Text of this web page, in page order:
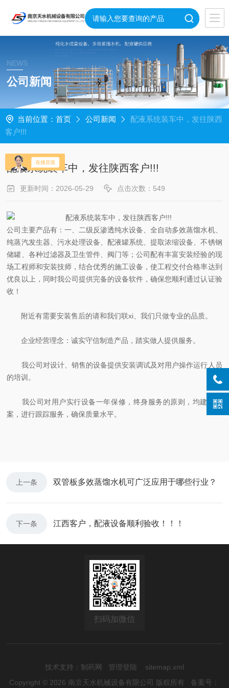
NEWS
公司新闻
当前位置： 首页 公司新闻
配液系统装车中，发往陕西
客户!!!
配液系统装车中，发往陕西客户!!!
更新时间：2026-05-29 点击次数：549
公司主要产品有：一、二级反渗透纯水设备、全自动多效蒸馏水机、
纯蒸汽发生器、污水处理设备、配液罐系统、提取浓缩设备、不锈钢
储罐、各种过滤器及卫生管件、阀门等；公司配有丰富安装经验的现
场工程师和安装技师，结合优秀的施工设备，使工程交付合格率达到
优良以上，同时我公司提供完备的设备软件，确保您顺利通过认证验
收！
附近有需要安装售后的请和我们联xi、我们只做专业的品质。
企业经营理念：诚实守信制造产品，踏实做人提供服务。
我公司对设计、销售的设备提供安装调试及对用户操作运行人员
的培训。
我公司对用户实行设备一年保修，终身服务的原则，均建立档
案，进行跟踪服务，确保质量水平。
上一条 双管板多效蒸馏水机可广泛应用于哪些行业？
下一条 江西客户，配液设备顺利验收！！！
扫码加微信
技术支持： 制药网 管理登陆
sitemap.xml
Copyright © 2026 南京天水机械设备有限公司 版权所有 备案号：